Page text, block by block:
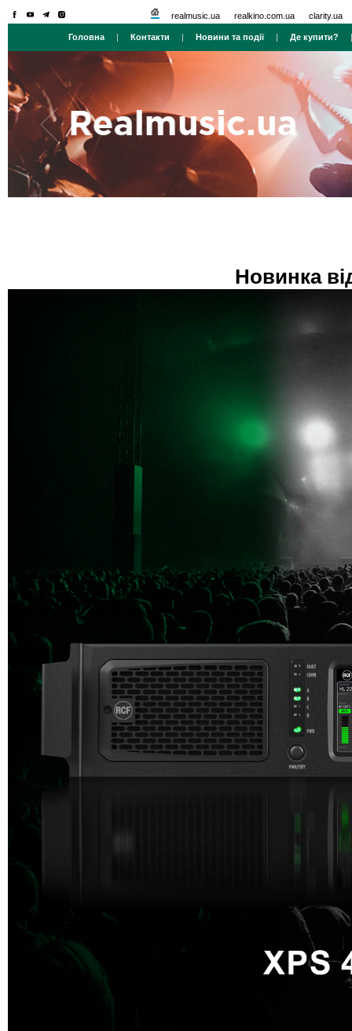
realmusic.ua realkino.com.ua clarity.ua
Головна | Контакти | Новини та події| Де купити?
Новинка